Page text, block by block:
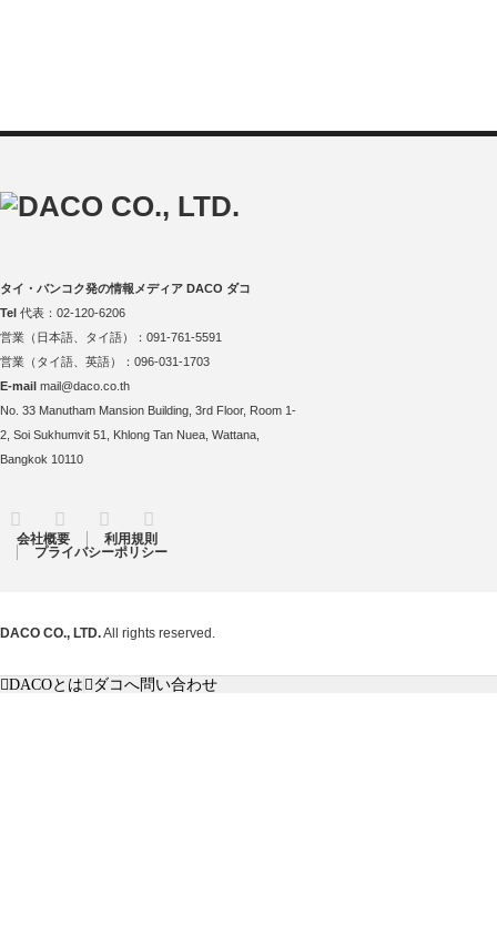
タイ・バンコク発の情報メディア DACO ダコ
Tel 代表：02-120-6206
営業（日本語、タイ語）：091-761-5591
営業（タイ語、英語）：096-031-1703
E-mail mail@daco.co.th
No. 33 Manutham Mansion Building, 3rd Floor, Room 1-
2, Soi Sukhumvit 51, Khlong Tan Nuea, Wattana,
Bangkok 10110
Twitter FacebookInstagram
会社概要
利用規則
プライバシーポリシー
DACO CO., LTD.All rights reserved.
DACOとは ダコへ問い合わせ